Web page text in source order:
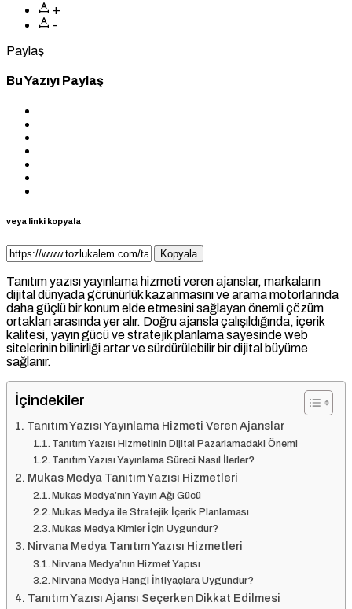
+
-
Paylaş
Bu Yazıyı Paylaş
veya linki kopyala
Kopyala
Tanıtım yazısı yayınlama hizmeti veren ajanslar, markaların
dijital dünyada görünürlük kazanmasını ve arama motorlarında
daha güçlü bir konum elde etmesini sağlayan önemli çözüm
ortakları arasında yer alır. Doğru ajansla çalışıldığında, içerik
kalitesi, yayın gücü ve stratejik planlama sayesinde web
sitelerinin bilinirliği artar ve sürdürülebilir bir dijital büyüme
sağlanır.
İçindekiler
Tanıtım Yazısı Yayınlama Hizmeti Veren Ajanslar
Tanıtım Yazısı Hizmetinin Dijital Pazarlamadaki Önemi
Tanıtım Yazısı Yayınlama Süreci Nasıl İlerler?
Mukas Medya Tanıtım Yazısı Hizmetleri
Mukas Medya’nın Yayın Ağı Gücü
Mukas Medya ile Stratejik İçerik Planlaması
Mukas Medya Kimler İçin Uygundur?
Nirvana Medya Tanıtım Yazısı Hizmetleri
Nirvana Medya’nın Hizmet Yapısı
Nirvana Medya Hangi İhtiyaçlara Uygundur?
Tanıtım Yazısı Ajansı Seçerken Dikkat Edilmesi